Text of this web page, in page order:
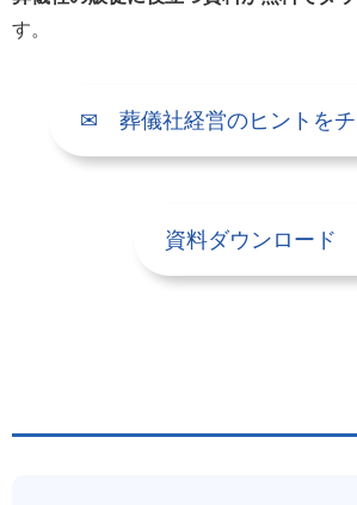
す。
✉ 葬儀社経営のヒントを
資料ダウンロード